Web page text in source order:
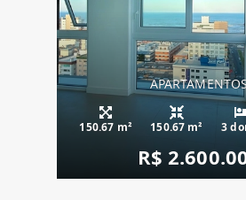
APARTAMENTOS
150.67 m² 150.67 m² 3
R$